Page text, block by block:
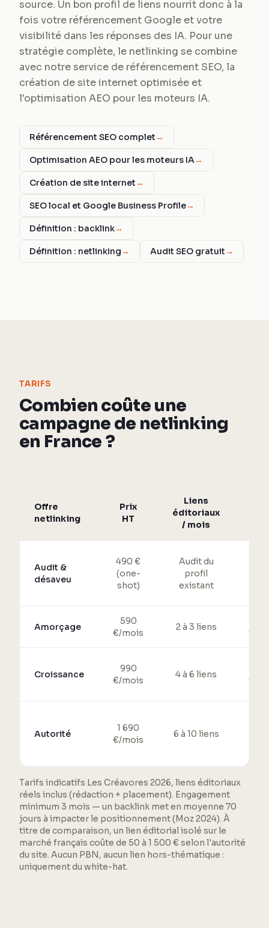
source. Un bon profil de liens nourrit donc à la
fois votre référencement Google et votre
visibilité dans les réponses des IA. Pour une
stratégie complète, le netlinking se combine
avec notre service de référencement SEO, la
création de site internet optimisée et
l'optimisation AEO pour les moteurs IA.
Référencement SEO complet→
Optimisation AEO pour les moteurs IA→
Création de site internet→
SEO local et Google Business Profile→
Définition : backlink→
Définition : netlinking→ Audit SEO gratuit→
TARIFS
Combien coûte une
campagne de netlinking
en France ?
Offre
netlinking
Prix
HT
Liens
éditoriaux
/ mois
Audit &
désaveu
490 €
(one-
shot)
Audit du
profil
existant
Amorçage
590
€/mois
2 à 3 liens
Croissance
990
€/mois
4 à 6 liens
Autorité
1 690
€/mois
6 à 10 liens
Tarifs indicatifs Les Créavores 2026, liens éditoriaux
réels inclus (rédaction + placement). Engagement
minimum 3 mois — un backlink met en moyenne 70
jours à impacter le positionnement (Moz 2024). À
titre de comparaison, un lien éditorial isolé sur le
marché français coûte de 50 à 1 500 € selon l'autorité
du site. Aucun PBN, aucun lien hors-thématique :
uniquement du white-hat.